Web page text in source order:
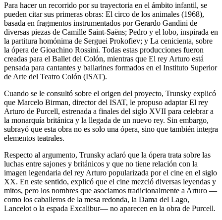
Para hacer un recorrido por su trayectoria en el ámbito infantil, se
pueden citar sus primeras obras: El circo de los animales (1968),
basada en fragmentos instrumentados por Gerardo Gandini de
diversas piezas de Camille Saint-Saëns; Pedro y el lobo, inspirada en
la partitura homónima de Serguei Prokofiev; y La cenicienta, sobre
la ópera de Gioachino Rossini. Todas estas producciones fueron
creadas para el Ballet del Colón, mientras que El rey Arturo está
pensada para cantantes y bailarines formados en el Instituto Superior
de Arte del Teatro Colón (ISAT).
Cuando se le consultó sobre el origen del proyecto, Trunsky explicó
que Marcelo Birman, director del ISAT, le propuso adaptar El rey
Arturo de Purcell, estrenada a finales del siglo XVII para celebrar a
la monarquía británica y la llegada de un nuevo rey. Sin embargo,
subrayó que esta obra no es solo una ópera, sino que también integra
elementos teatrales.
Respecto al argumento, Trunsky aclaró que la ópera trata sobre las
luchas entre sajones y británicos y que no tiene relación con la
imagen legendaria del rey Arturo popularizada por el cine en el siglo
XX. En este sentido, explicó que el cine mezcló diversas leyendas y
mitos, pero los nombres que asociamos tradicionalmente a Arturo —
como los caballeros de la mesa redonda, la Dama del Lago,
Lancelot o la espada Excalibur— no aparecen en la obra de Purcell.